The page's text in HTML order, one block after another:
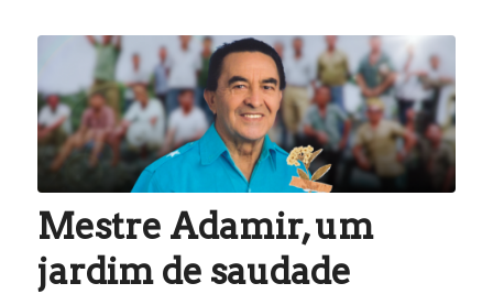
Mestre Adamir, um
jardim de saudade